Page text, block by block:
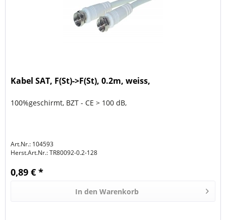
Kabel SAT, F(St)->F(St), 0.2m, weiss,
100%geschirmt, BZT - CE > 100 dB,
Art.Nr.: 104593
Herst.Art.Nr.:TR80092-0.2-128
0,89 € *
In den Warenkorb